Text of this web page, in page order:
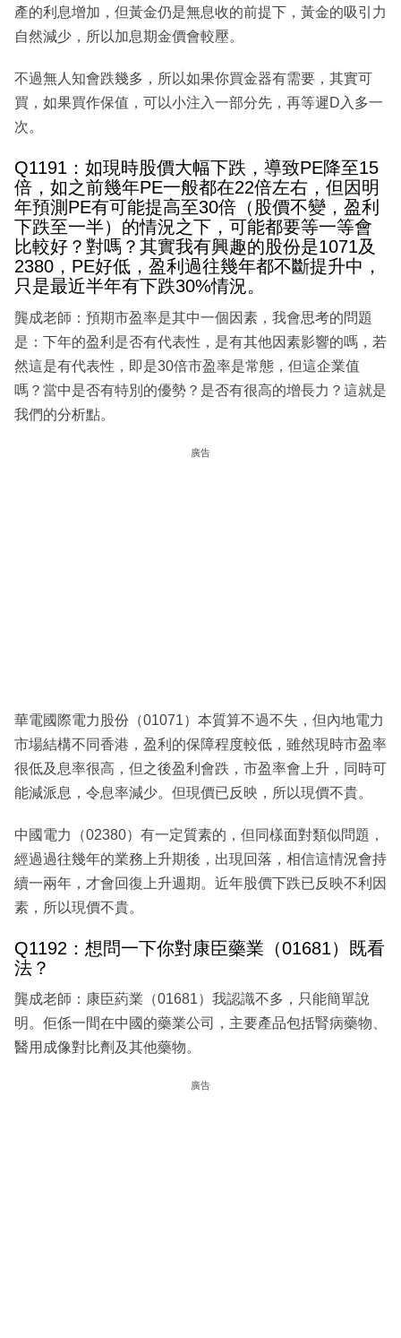
產的利息增加，但黃金仍是無息收的前提下，黃金的吸引力
自然減少，所以加息期金價會較壓。
不過無人知會跌幾多，所以如果你買金器有需要，其實可
買，如果買作保值，可以小注入一部分先，再等遲D入多一
次。
Q1191：如現時股價大幅下跌，導致PE降至15
倍，如之前幾年PE一般都在22倍左右，但因明
年預測PE有可能提高至30倍（股價不變，盈利
下跌至一半）的情況之下，可能都要等一等會
比較好？對嗎？其實我有興趣的股份是1071及
2380，PE好低，盈利過往幾年都不斷提升中，
只是最近半年有下跌30%情況。
龔成老師：預期市盈率是其中一個因素，我會思考的問題
是：下年的盈利是否有代表性，是有其他因素影響的嗎，若
然這是有代表性，即是30倍市盈率是常態，但這企業值
嗎？當中是否有特別的優勢？是否有很高的增長力？這就是
我們的分析點。
廣告
華電國際電力股份（01071）本質算不過不失，但內地電力
市場結構不同香港，盈利的保障程度較低，雖然現時市盈率
很低及息率很高，但之後盈利會跌，市盈率會上升，同時可
能減派息，令息率減少。但現價已反映，所以現價不貴。
中國電力（02380）有一定質素的，但同樣面對類似問題，
經過過往幾年的業務上升期後，出現回落，相信這情況會持
續一兩年，才會回復上升週期。近年股價下跌已反映不利因
素，所以現價不貴。
Q1192：想問一下你對康臣藥業（01681）既看
法？
龔成老師：康臣葯業（01681）我認識不多，只能簡單說
明。佢係一間在中國的藥業公司，主要產品包括腎病藥物、
醫用成像對比劑及其他藥物。
廣告